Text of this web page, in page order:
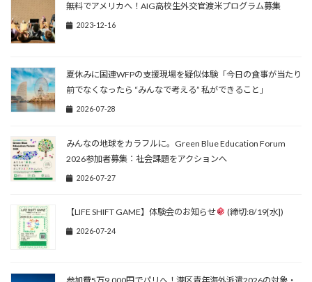
無料でアメリカへ！AIG高校生外交官渡米プログラム募集
2023-12-16
夏休みに国連WFPの支援現場を疑似体験「今日の食事が当たり
前でなくなったら “みんなで考える” 私ができること」
2026-07-28
みんなの地球をカラフルに。Green Blue Education Forum
2026参加者募集：社会課題をアクションへ
2026-07-27
【LIFE SHIFT GAME】体験会のお知らせ (締切:8/19[水])
2026-07-24